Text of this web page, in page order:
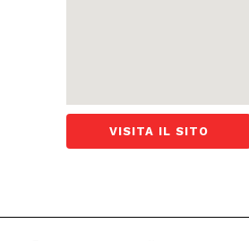
VISITA IL SITO